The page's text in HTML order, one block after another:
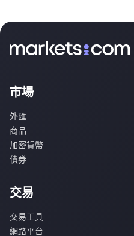
市場
外匯
商品
加密貨幣
債券
交易
交易工具
網路平台